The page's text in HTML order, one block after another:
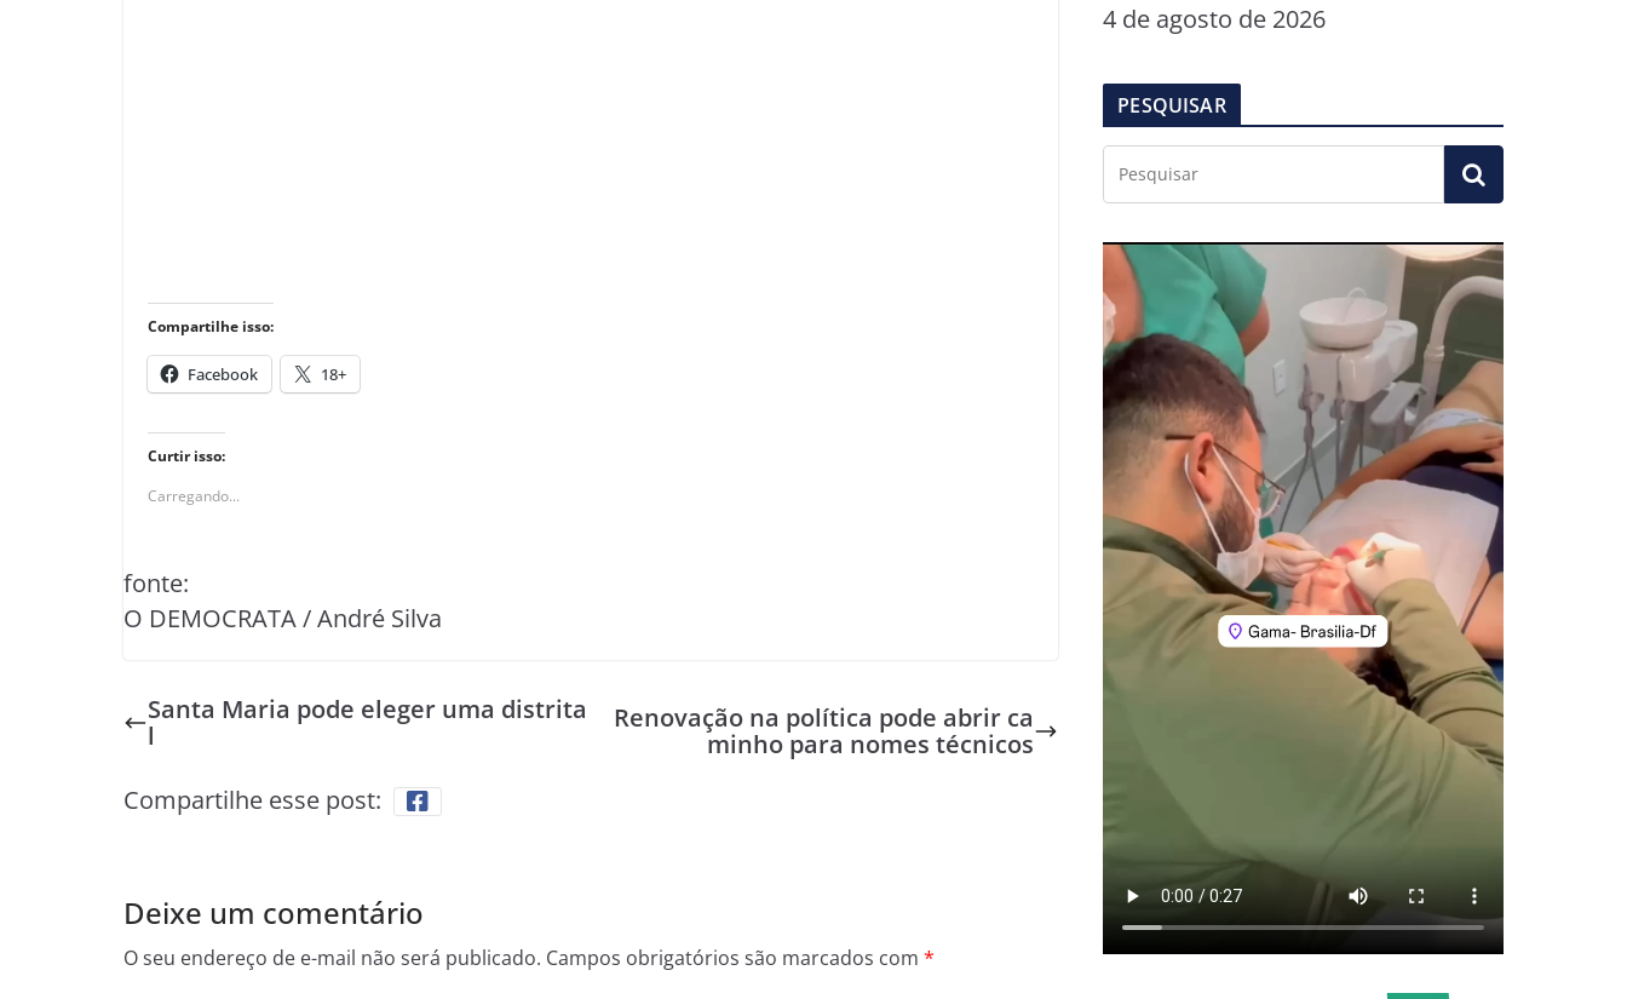
Compartilhe isso:
Facebook 18+
Curtir isso:
Carregando...
fonte:
O DEMOCRATA / André Silva
Santa Maria pode eleger uma distrita
l
Renovação na política pode abrir ca
minho para nomes técnicos
Compartilhe esse post:
Deixe um comentário
O seu endereço de e-mail não será publicado. Campos obrigatórios são marcados com *
4 de agosto de 2026
PESQUISAR